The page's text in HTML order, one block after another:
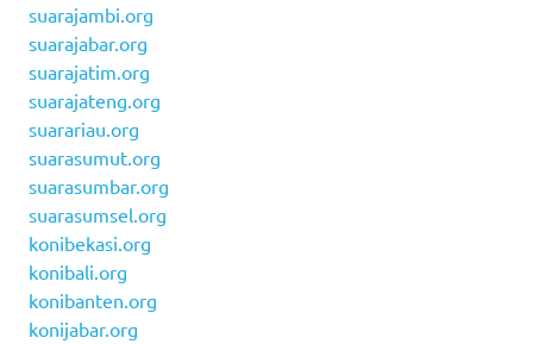
suarajambi.org
suarajabar.org
suarajatim.org
suarajateng.org
suarariau.org
suarasumut.org
suarasumbar.org
suarasumsel.org
konibekasi.org
konibali.org
konibanten.org
konijabar.org